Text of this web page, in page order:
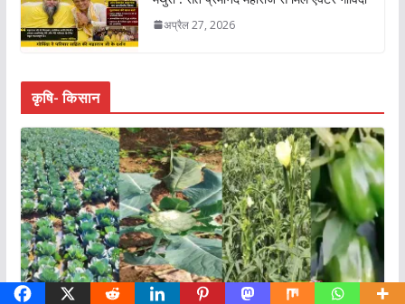
अप्रैल 27, 2026
कृषि- किसान